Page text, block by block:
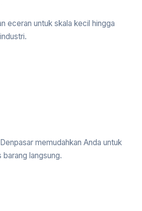
eceran untuk skala kecil hingga
memudahkan Anda untuk
langsung.